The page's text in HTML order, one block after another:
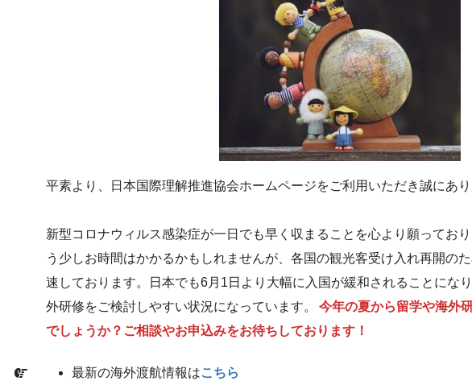
平素より、日本国際理解推進協会ホームページをご利用いただき誠にあり
新型コロナウィルス感染症が一日でも早く収まることを心より願ってお
う少しお時間はかかるかもしれませんが、各国の観光客受け入れ再開の
速しております。日本でも6月1日より大幅に入国が緩和されることにな
外研修をご検討しやすい状況になっています。
今年の夏から留学や海外
でしょうか？ご相談やお申込みをお待ちしております！
最新の海外渡航情報はこちら